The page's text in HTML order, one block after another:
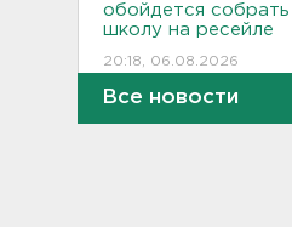
обойдется
школу на ресейле
20:18, 06.08.2026
Все новости